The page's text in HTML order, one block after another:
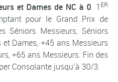
et Dames de NC à 0. 1 ER
pour le Grand Prix de
Séniors Messieurs, Séniors
Dames, +45 ans Messieurs
+65 ans Messieurs. Fin des
Consolante jusqu’à 30/3.